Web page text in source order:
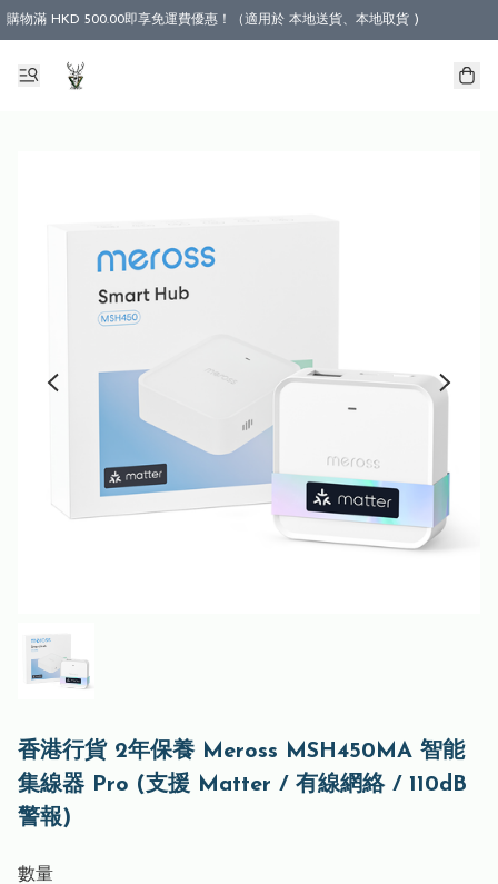
購物滿 HKD 500.00即享免運費優惠！（適用於 本地送貨、本地取貨 )
香港行貨 2年保養 Meross MSH450MA 智能
集線器 Pro (支援 Matter / 有線網絡 / 110dB
警報)
數量